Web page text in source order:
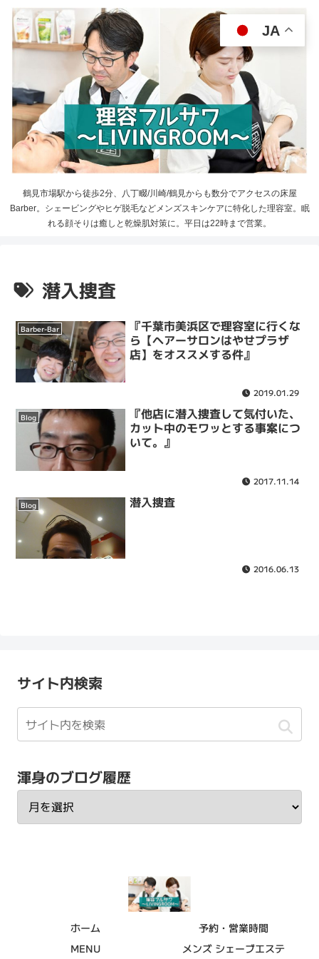
鶴見市場駅から徒歩2分、八丁畷/川崎/鶴見からも数分でアクセスの床屋
Barber。シェービングやヒゲ脱毛などメンズスキンケアに特化した理容室。眠
れる顔そりは癒しと乾燥肌対策に。平日は22時まで営業。
潜入捜査
Barber-Bar
『千葉市美浜区で理容室に行くな
ら【ヘアーサロンはやせプラザ
店】をオススメする件』
2019.01.29
Blog
『他店に潜入捜査して気付いた、
カット中のモワッとする事案につ
いて。』
2017.11.14
Blog 潜入捜査
2016.06.13
サイト内検索
渾身のブログ履歴
ホーム
予約・営業時間
MENU
メンズ シェーブエステ
JA